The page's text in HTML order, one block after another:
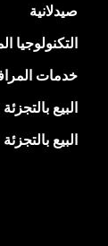
صيدلانية
التكنولوجيا
خدمات
البيع بالتجزئة
البيع بالتجزئة